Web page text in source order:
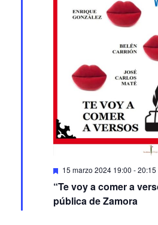
20:15
“Te voy a comer a
pública de Zamora